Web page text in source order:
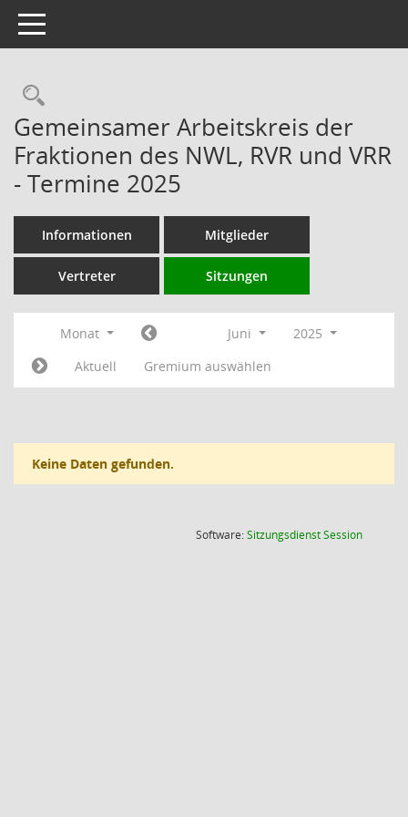
Toggle navigation
Rechercheauswahl
Gemeinsamer Arbeitskreis der
Fraktionen des NWL, RVR und VRR
- Termine 2025
Informationen Mitglieder
Vertreter Sitzungen
Monat Juni
2025
Aktuell
Gremium auswählen
Keine Daten gefunden.
Software:SitzungsdienstSession(Wird in